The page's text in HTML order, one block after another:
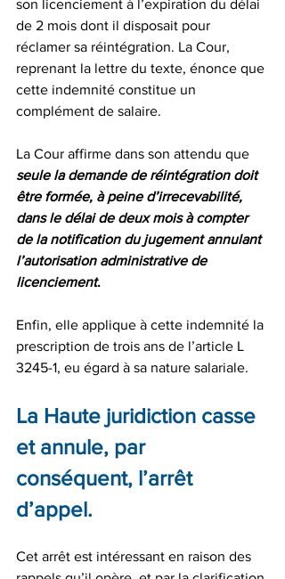
son licenciement à l’expiration du délai
de 2 mois dont il disposait pour
réclamer sa réintégration. La Cour,
reprenant la lettre du texte, énonce que
cette indemnité constitue un
complément de salaire.
La Cour affirme dans son attendu que
seule la demande de réintégration doit
être formée, à peine d’irrecevabilité,
dans le délai de deux mois à compter
de la notification du jugement annulant
l’autorisation administrative de
licenciement.
Enfin, elle applique à cette indemnité la
prescription de trois ans de l’article L
3245-1, eu égard à sa nature salariale.
La Haute juridiction casse
et annule, par
conséquent, l’arrêt
d’appel.
Cet arrêt est intéressant en raison des